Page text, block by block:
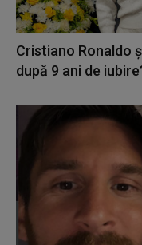
Cristiano Ronaldo
după 9 ani de